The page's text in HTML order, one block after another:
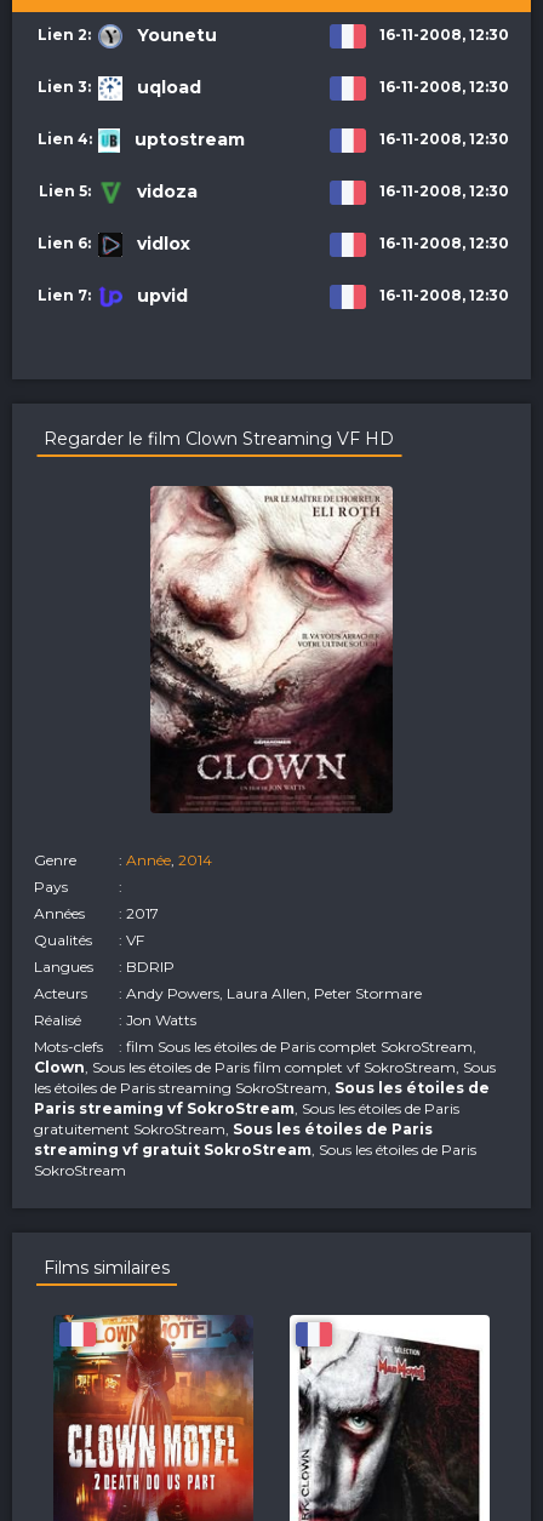
Younetu 16-11-2008, 12:30
uqload 16-11-2008, 12:30
uptostream 16-11-2008, 12:30
vidoza 16-11-2008, 12:30
vidlox 16-11-2008, 12:30
upvid 16-11-2008, 12:30
Regarder le film Clown Streaming VF HD
Genre : Année 2014
Pays
:
Années
: 2017
Qualités
: VF
Langues
: BDRIP
Acteurs
: Andy Powers, Laura Allen, Peter Stormare
Réalisé
: Jon Watts
Mots-clefs
: film Sous les étoiles de Paris complet SokroStream,
Clown , Sous les étoiles de Paris film complet vf SokroStream, Sous
les étoiles de Paris streaming SokroStream, Sous les étoiles de
Paris streaming vf SokroStream , Sous les étoiles de Paris
gratuitement SokroStream, Sous les étoiles de Paris
streaming vf gratuit SokroStream , Sous les étoiles de Paris
SokroStream
Films similaires